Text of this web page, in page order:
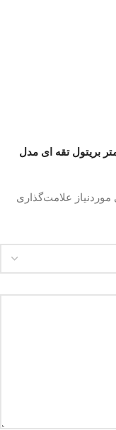
بریتول تقه ای مدل
علامت‌گذاری